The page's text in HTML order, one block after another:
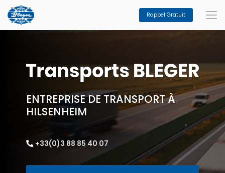
Aller
au
contenu
principal
Rappel Gratuit
ENTREPRISE DE TRANSPORT À
HILSENHEIM
+33(0)3 88 85 40 07